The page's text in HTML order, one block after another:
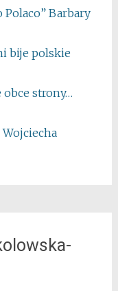
Barbary
bije polskie
obce strony…